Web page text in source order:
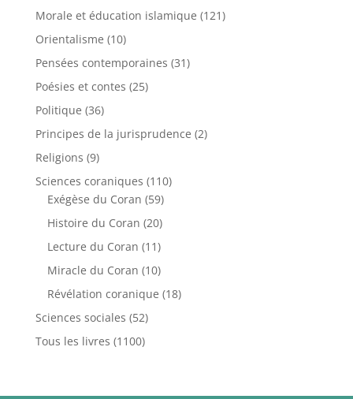
Morale et éducation islamique (121)
Orientalisme (10)
Pensées contemporaines (31)
Poésies et contes (25)
Politique (36)
Principes de la jurisprudence (2)
Religions (9)
Sciences coraniques (110)
Exégèse du Coran (59)
Histoire du Coran (20)
Lecture du Coran (11)
Miracle du Coran (10)
Révélation coranique (18)
Sciences sociales (52)
Tous les livres (1100)